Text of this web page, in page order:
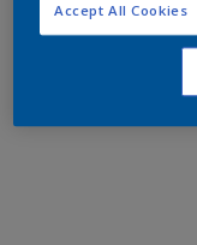
Accept All Cookies